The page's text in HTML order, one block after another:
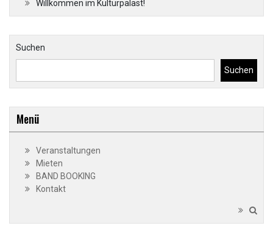
Willkommen im Kulturpalast!
Suchen
Suchen
Menü
Veranstaltungen
Mieten
BAND BOOKING
Kontakt